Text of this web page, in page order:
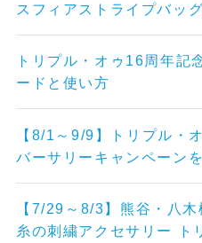
スフィアストライプバッ
トリプル・オゥ16周年記
ードと使い方
【8/1～9/9】トリプル・
バーサリーキャンペーンを
【7/29～8/3】熊谷・八
糸の刺繍アクセサリー ト